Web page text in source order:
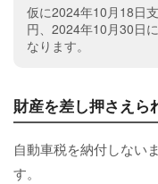
仮に2024年10月18日
円、2024年10月30日
なります。
財産を差し押さえら
自動車税を納付しない
す。